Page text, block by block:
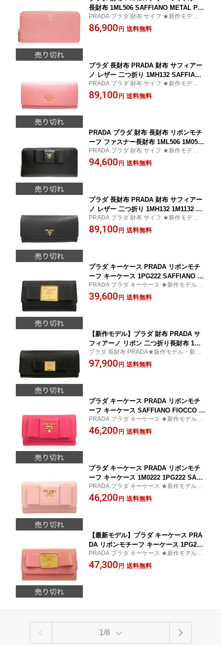
長財布 1ML506 SAFFIANO METAL PE
TALO PRADA 【サイフ さいふ】【プラ
ダ財布 PRADA財布】【新作モデル】
PRADA プラダ 財布 サイフ ★新作モデル★
上品な高級感漂うお洒落な長財布
86,900 円 送料無料
プラダ 長財布 PRADA 財布 サフィアー
ノ レザー 二つ折り 1MH132 SAFFIANO
METAL PETALO 【プラダ サイフ】
【プラダ財布/PRADA財布】【新作モデ
PRADA プラダ 財布 サイフ ★新作モデル・
新品・正規品★ 上品な高級感漂うお洒落な
長財布
89,100 円 送料無料
PRADA プラダ 財布 長財布 リボンモチ
ーフ ファスナー長財布 1ML506 1M0506
SAFFIANO FIOCCO NERO ブラック
【サイフ】【プラダ財布/PRADA財布】
PRADA プラダ 財布 サイフ ★新作モデル・
新品・正規品★ 上品な高級感漂うお洒落な
長財布
94,600 円 送料無料
プラダ 長財布 PRADA 財布 サフィアー
ノ レザー 二つ折り 1MH132 1M1132 NE
RO SAFFIANO METAL 【プラダ サイ
フ】【プラダ財布/PRADA財布】【新作
PRADA プラダ 財布 サイフ ★新作モデル・
新品・正規品★ 上品な高級感漂うお洒落な
長財布
89,100 円 送料無料
プラダ キーケース PRADA リボンモチ
ーフ キーケース 1PG222 SAFFIANO FI
OCCO NERO ブラック PRADA プラダ
【プラダキーケース/PRADAキーケー
PRADA プラダ キーケース ★新作モデル・
新品・正規品★
39,600 円 送料無料
【新作モデル】プラダ 財布 PRADA サ
フィアーノ リボン 二つ折り長財布 1MH
132 SAFFIANO FIOCCO NERO ブラッ
ク サイフ【プラダ財布/PRADA財布】
プラダ 長財布 PRADA★新作モデル・新
品・正規品★ 上品な高級感漂うお洒落な長
財布
97,900 円 送料無料
プラダ キーケース PRADA リボンモチ
ーフ キーケース SAFFIANO FIOCCO 1
M0222 1PG222 PEONIA PRADA プラダ
【プラダキーケース/PRADAキーケー
PRADA プラダ キーケース ★新作モデル・
新品・正規品★
46,200 円 送料無料
プラダ キーケース PRADA リボンモチ
ーフ キーケース 1M0222 1PG222 SAFF
IANO FIOCCO ORCHIDEA PRADA プ
ラダ【プラダキーケース/PRADAキーケ
PRADA プラダ キーケース ★新作モデル・
新品・正規品★
46,200 円 送料無料
【最新モデル】プラダ キーケース PRA
DA リボンモチーフ キーケース 1PG222
SAFFIANO FIOCCO PETARO ライトピ
ンク PRADA プラダ【プラダキーケー
PRADA プラダ キーケース ★新作モデル・
新品・正規品★
47,300 円 送料無料
1/8